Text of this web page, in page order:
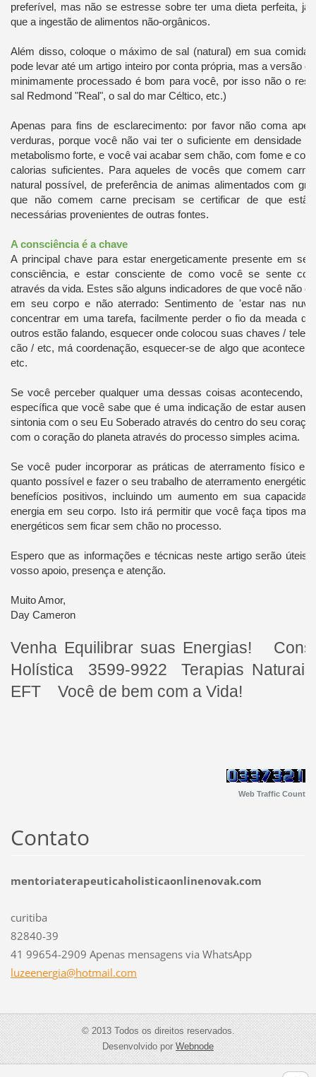
preferível, mas não se estresse sobre ter uma dieta perfeita, já
que a ingestão de alimentos não-orgânicos.
Além disso, coloque o máximo de sal (natural) em sua comida
pode levar até um artigo inteiro por conta própria, mas a versão
minimamente processado é bom para você, por isso não o
sal Redmond "Real", o sal do mar Céltico, etc.)
Apenas para fins de esclarecimento: por favor não coma
verduras, porque você não vai ter o suficiente em densidade
metabolismo forte, e você vai acabar sem chão, com fome e
calorias suficientes. Para aqueles de vocês que comem
natural possível, de preferência de animas alimentados com
que não comem carne precisam se certificar de que
necessárias provenientes de outras fontes.
A consciência é a chave
A principal chave para estar energeticamente presente em
consciência, e estar consciente de como você se sente
através da vida. Estes são alguns indicadores de que você não
em seu corpo e não aterrado: Sentimento de 'estar nas
concentrar em uma tarefa, facilmente perder o fio da meada
outros estão falando, esquecer onde colocou suas chaves /
cão / etc, má coordenação, esquecer-se de algo que aconteceu
etc.
Se você perceber qualquer uma dessas coisas acontecendo,
específica que você sabe que é uma indicação de estar
sintonia com o seu Eu Soberado através do centro do seu
com o coração do planeta através do processo simples acima.
Se você puder incorporar as práticas de aterramento físico
quanto possível e fazer o seu trabalho de aterramento
benefícios positivos, incluindo um aumento em sua
energia em seu corpo. Isto irá permitir que você faça tipos
energéticos sem ficar sem chão no processo.
Espero que as informações e técnicas neste artigo serão úteis
vosso apoio, presença e atenção.
Muito Amor,
Day Cameron
Venha Equilibrar suas Energias!
Holística 3599-9922 Terapias
EFT Você de bem com a Vida!
Web Traffic Count
Contato
mentoriaterapeuticaholisticaonlinenovak.com
curitiba
82840-39
41 99654-2909 Apenas mensagens via WhatsApp
luzeenergia@hotmail.com
© 2013 Todos os direitos reservados.
Desenvolvido porWebnode